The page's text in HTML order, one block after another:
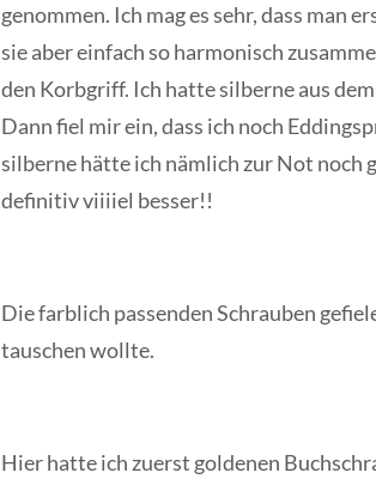
genommen. Ich mag es sehr, dass man
sie aber einfach so harmonisch
den Korbgriff. Ich hatte silberne aus
Dann fiel mir ein, dass ich noch
silberne hätte ich nämlich zur Not noch
definitiv viiiiel besser!!
Die farblich passenden Schrauben
tauschen wollte.
Hier hatte ich zuerst goldenen